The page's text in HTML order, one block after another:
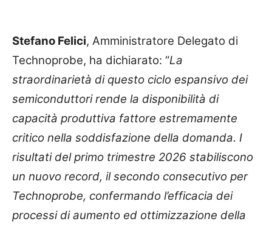
Stefano Felici, Amministratore Delegato di
Technoprobe, ha dichiarato: “La
straordinarietà di questo ciclo espansivo dei
semiconduttori rende la disponibilità di
capacità produttiva fattore estremamente
critico nella soddisfazione della domanda. I
risultati del primo trimestre 2026 stabiliscono
un nuovo record, il secondo consecutivo per
Technoprobe, confermando l’efficacia dei
processi di aumento ed ottimizzazione della